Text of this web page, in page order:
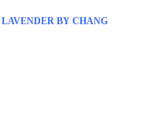
LAVENDER BY CHANG